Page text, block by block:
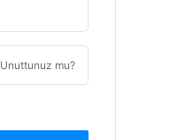
Unuttunuz mu?